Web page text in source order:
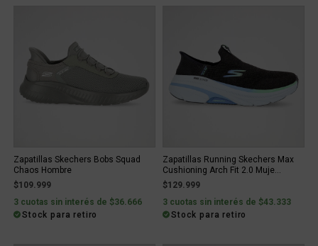
Zapatillas Skechers Bobs Squad
Chaos Hombre
$109.999
3 cuotas sin interés de $36.666
Stock para retiro
Zapatillas Running Skechers Max
Cushioning Arch Fit 2.0 Muje...
$129.999
3 cuotas sin interés de $43.333
Stock para retiro